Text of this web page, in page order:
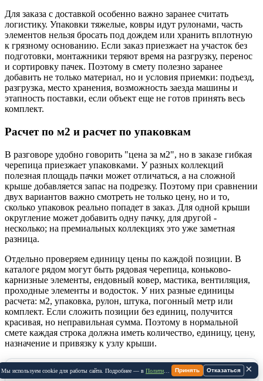
Для заказа с доставкой особенно важно заранее считать
логистику. Упаковки тяжелые, ковры идут рулонами, часть
элементов нельзя бросать под дождем или хранить вплотную
к грязному основанию. Если заказ приезжает на участок без
подготовки, монтажники теряют время на разгрузку, перенос
и сортировку пачек. Поэтому в смету полезно заранее
добавить не только материал, но и условия приемки: подъезд,
разгрузка, место хранения, возможность заезда машины и
этапность поставки, если объект еще не готов принять весь
комплект.
Расчет по м2 и расчет по упаковкам
В разговоре удобно говорить "цена за м2", но в заказе гибкая
черепица приезжает упаковками. У разных коллекций
полезная площадь пачки может отличаться, а на сложной
крыше добавляется запас на подрезку. Поэтому при сравнении
двух вариантов важно смотреть не только цену, но и то,
сколько упаковок реально попадет в заказ. Для одной крыши
округление может добавить одну пачку, для другой -
несколько; на премиальных коллекциях это уже заметная
разница.
Отдельно проверяем единицу цены по каждой позиции. В
каталоге рядом могут быть рядовая черепица, коньково-
карнизные элементы, ендовный ковер, мастика, вентиляция,
проходные элементы и водосток. У них разные единицы
расчета: м2, упаковка, рулон, штука, погонный метр или
комплект. Если сложить позиции без единиц, получится
красивая, но неправильная сумма. Поэтому в нормальной
смете каждая строка должна иметь количество, единицу, цену,
назначение и привязку к узлу крыши.
Рядовая гибкая черепица ×
Мы используем cookie для работы сайта. Подробнее — в Политике Cookie .
Принять Отказаться